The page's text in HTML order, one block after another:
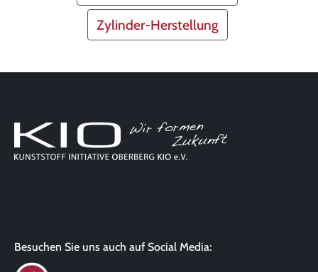
Zylinder-Herstellung
Besuchen Sie uns auch auf Social Media: